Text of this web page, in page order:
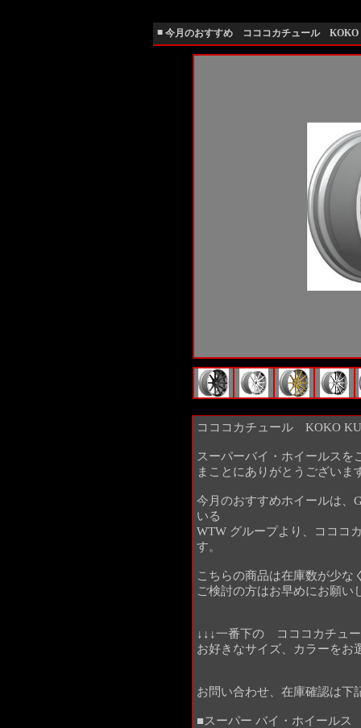
■ 今月のおすすめ コココカチュール
コココカチュール KOKO
スーパーバイ・ホイールスを
まことにありがとうございま
今月のおすすめホイールは、
いる
WTW グループより、ココ
す。
こちらの商品は在庫数が少な
ご検討の方はお早めにお願い
↓↓↓一番下の コココカチュ
お好きなサイズ、カラーをお
お問い合わせ、在庫確認は下
■スーパー バイ・ホイールス